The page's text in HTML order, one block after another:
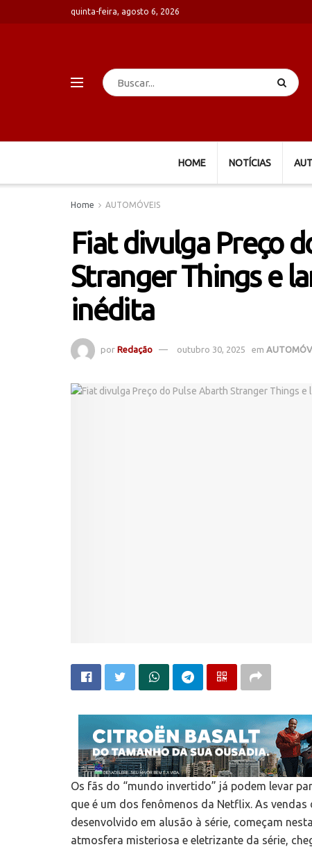
quinta-feira, agosto 6, 2026
HOME NOTÍCIAS
Home AUTOMÓVEIS
Fiat divulga Preço
Stranger Things e
inédita
por Redação outubro 30, 2025 em
Os fãs do “mundo invertido” já podem levar
que é um dos fenômenos da Netflix. As
desenvolvido em alusão à série, começam
atmosfera misteriosa e eletrizante da série,